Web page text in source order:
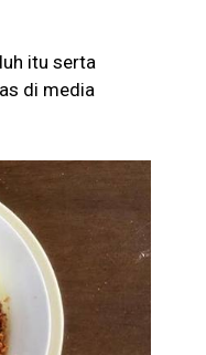
itu serta
di media